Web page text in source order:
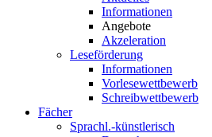
Informationen
Angebote
Akzeleration
Leseförderung
Informationen
Vorlesewettbewerb
Schreibwettbewerb
Fächer
Sprachl.-künstlerisch